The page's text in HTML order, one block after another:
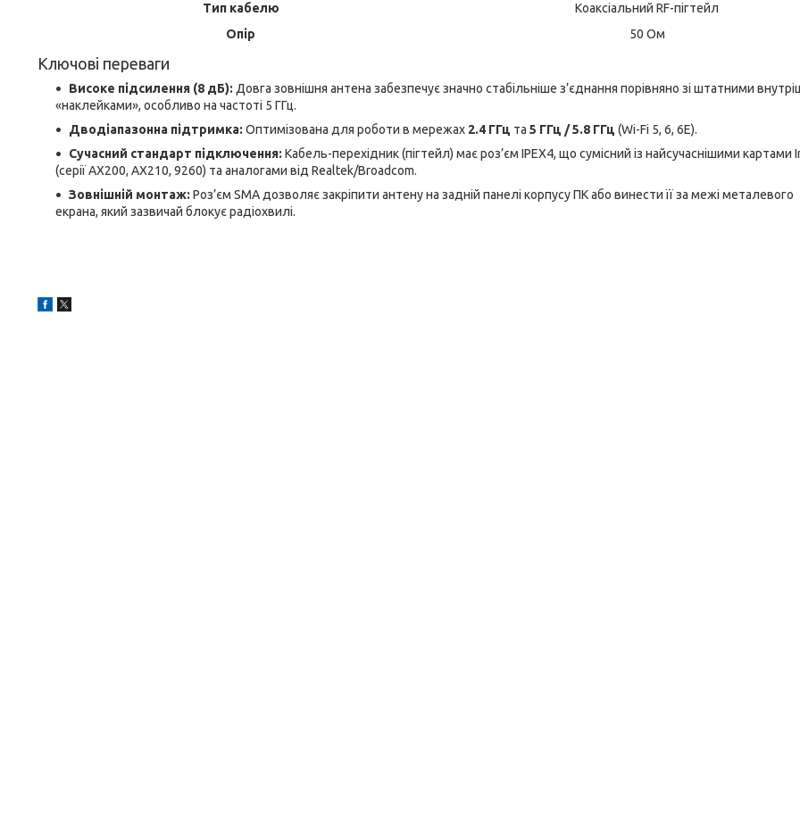
Тип кабелю
Коаксіальний RF-пігтейл
Опір
50 Ом
Ключові переваги
Високе підсилення (8 дБ): Довга зовнішня антена забезпечує значно стабільніше з’єднання порівняно зі штатними
«наклейками», особливо на частоті 5 ГГц.
Дводіапазонна підтримка: Оптимізована для роботи в мережах 2.4 ГГц та 5 ГГц / 5.8 ГГц (Wi-Fi 5, 6, 6E).
Сучасний стандарт підключення: Кабель-перехідник (пігтейл) має роз’єм IPEX4, що сумісний із найсучаснішими картами
(серії AX200, AX210, 9260) та аналогами від Realtek/Broadcom.
Зовнішній монтаж: Роз’єм SMA дозволяє закріпити антену на задній панелі корпусу ПК або винести її за межі металевого
екрана, який зазвичай блокує радіохвилі.